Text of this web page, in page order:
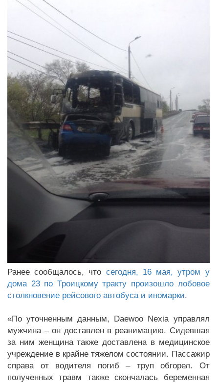
Ранее сообщалось, что сегодня, 16 мая, утром у
дома 23 по Троицкому тракту произошло лобовое
столкновение рейсового автобуса и иномарки.
«По уточненным данным, Daewoo Nexia управлял
мужчина – он доставлен в реанимацию. Сидевшая
за ним женщина также доставлена в медицинское
учреждение в крайне тяжелом состоянии. Пассажир
справа от водителя погиб – труп обгорел. От
полученных травм также скончалась беременная